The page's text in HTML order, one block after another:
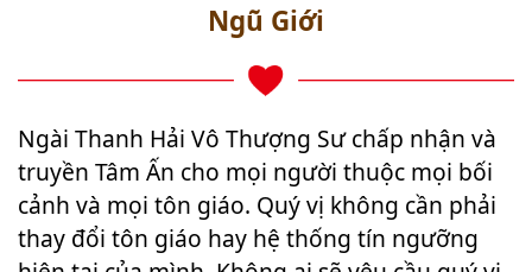
Ngũ Giới
Ngài Thanh Hải Vô Thượng Sư chấp nhận và
truyền Tâm Ấn cho mọi người thuộc mọi bối
cảnh và mọi tôn giáo. Quý vị không cần phải
thay đổi tôn giáo hay hệ thống tín ngưỡng